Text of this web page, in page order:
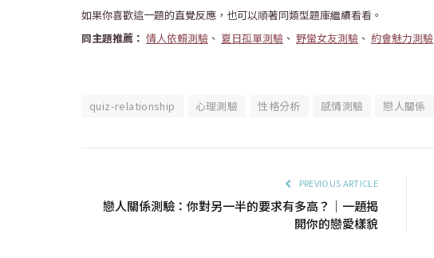
如果你喜歡這一題的直覺反應，也可以順著同類型題庫繼續看看。
同主題推薦： 情人依賴測驗 、 夏日孤單測驗 、 野蠻女友測驗 、 約會魅力測驗
quiz-relationship 心理測驗 性格分析 感情測驗 戀人關係
PREVIOUS ARTICLE
戀人關係測驗：你對另一半的要求有多高？｜一題揭
開你的戀愛樣貌